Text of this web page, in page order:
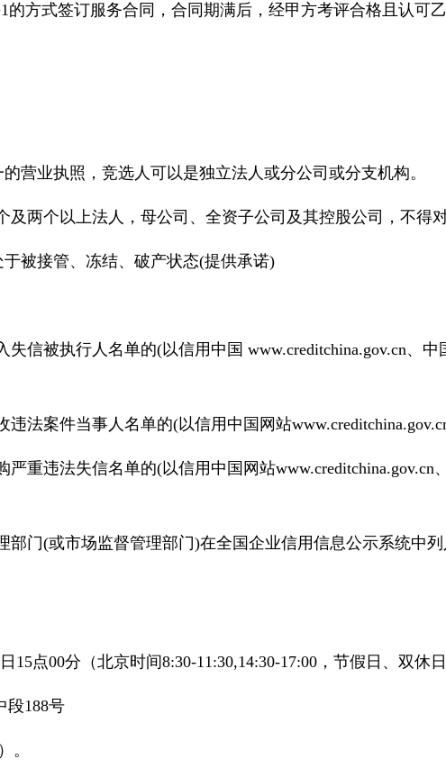
的方式签订服务合同，合同期满后，经甲方考评合格且认可
营业执照，竞选人可以是独立法人或分公司或分支机构。
及两个以上法人，母公司、全资子公司及其控股公司，不得
被接管、冻结、破产状态(提供承诺)
信被执行人名单的(以信用中国 www.creditchina.gov.cn、
法案件当事人名单的(以信用中国网站
重违法失信名单的(以信用中国网站www.creditchina.gov.cn
部门(或市场监督管理部门)在全国企业信用信息公示系统中
15点00分（北京时间8:30-11:30,14:30-17:00，节假日、双休
段188号
。